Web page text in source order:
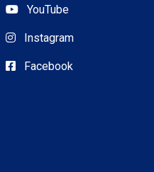
YouTube
Instagram
Facebook